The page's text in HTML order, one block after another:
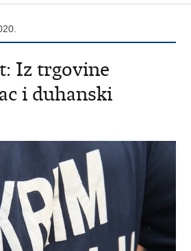
Iz trgovine
i duhanski